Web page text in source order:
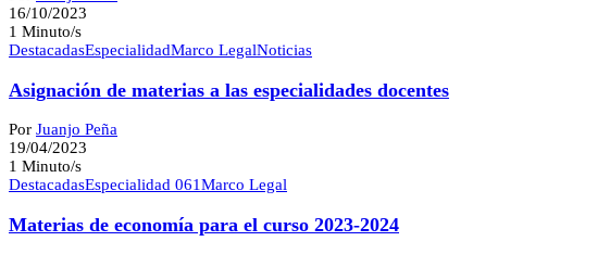
16/10/2023
1 Minuto/s
DestacadasEspecialidadMarco LegalNoticias
Asignación de materias a las especialidades docentes
Por Juanjo Peña
19/04/2023
1 Minuto/s
DestacadasEspecialidad 061Marco Legal
Materias de economía para el curso 2023-2024